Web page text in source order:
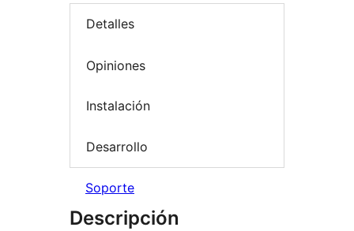
Detalles
Opiniones
Instalación
Desarrollo
Soporte
Descripción